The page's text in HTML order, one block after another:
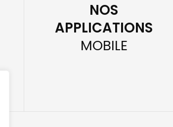
NOS
APPLICATIONS
MOBILE